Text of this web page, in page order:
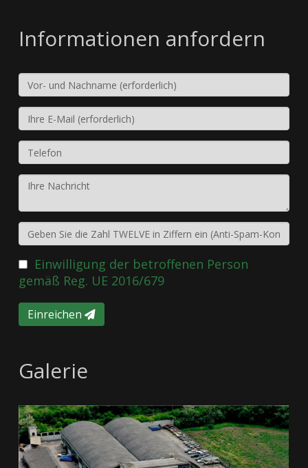
Informationen anfordern
Einwilligung der betroffenen Person
gemäß Reg. UE 2016/679
Einreichen
Galerie